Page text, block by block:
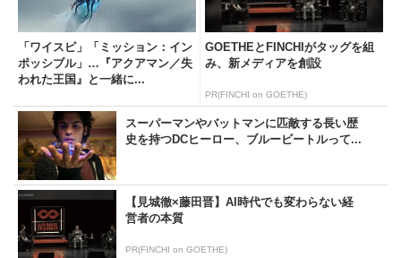
「ワイスピ」「ミッション：イン
ポッシブル」…『アクアマン／失
われた王国』と一緒に...
GOETHEとFINCHIがタッグを組
み、新メディアを創設
PR(FINCHI on GOETHE)
スーパーマンやバットマンに匹敵する長い歴
史を持つDCヒーロー、ブルービートルって...
【見城徹×藤田晋】AI時代でも変わらない経
営者の本質
PR(FINCHI on GOETHE)